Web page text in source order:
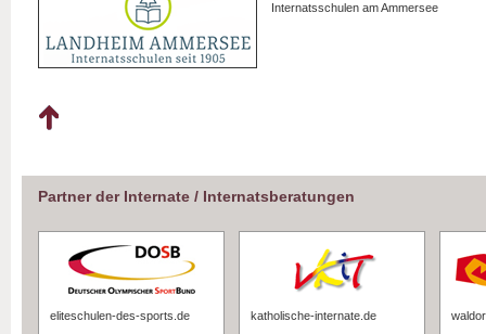
Internatsschulen am Ammersee
Partner der Internate / Internatsberatungen
eliteschulen-des-sports.de
katholische-internate.de